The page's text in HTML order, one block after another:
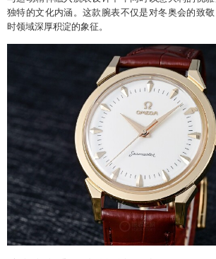
独特的文化内涵。这款腕表不仅是对冬奥会的致
时领域深厚积淀的象征。